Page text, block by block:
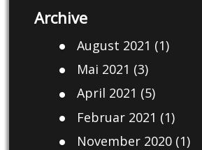
Archive
August 2021 (1)
Mai 2021 (3)
April 2021 (5)
Februar 2021 (1)
November 2020(1)